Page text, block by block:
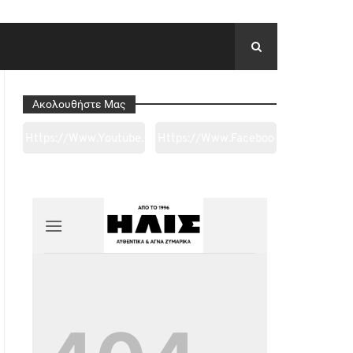
Ακολουθήστε Μας
2ge3sheyTkgpAkeBan
Ref=pages_you_mana